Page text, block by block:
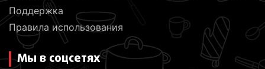
Поддержка
Правила использования
Мы в соцсетях